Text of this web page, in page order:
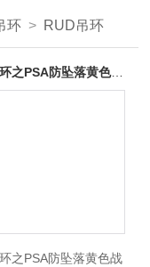
环 > RUD吊环
RUD吊环之PSA防坠落黄色战将系列
之PSA防坠落黄色战